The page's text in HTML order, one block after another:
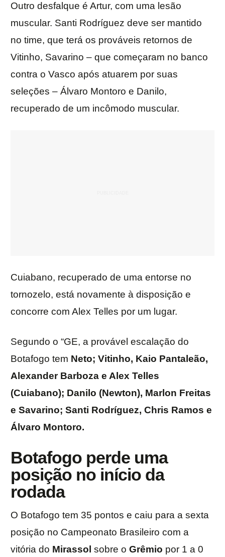
Outro desfalque é Artur, com uma lesão
muscular. Santi Rodríguez deve ser mantido
no time, que terá os prováveis retornos de
Vitinho, Savarino – que começaram no banco
contra o Vasco após atuarem por suas
seleções – Álvaro Montoro e Danilo,
recuperado de um incômodo muscular.
Cuiabano, recuperado de uma entorse no
tornozelo, está novamente à disposição e
concorre com Alex Telles por um lugar.
Segundo o “GE, a provável escalação do
Botafogo tem Neto; Vitinho, Kaio Pantaleão,
Alexander Barboza e Alex Telles
(Cuiabano); Danilo (Newton), Marlon Freitas
e Savarino; Santi Rodríguez, Chris Ramos e
Álvaro Montoro.
Botafogo perde uma
posição no início da
rodada
O Botafogo tem 35 pontos e caiu para a sexta
posição no Campeonato Brasileiro com a
vitória do Mirassol sobre o Grêmio por 1 a 0